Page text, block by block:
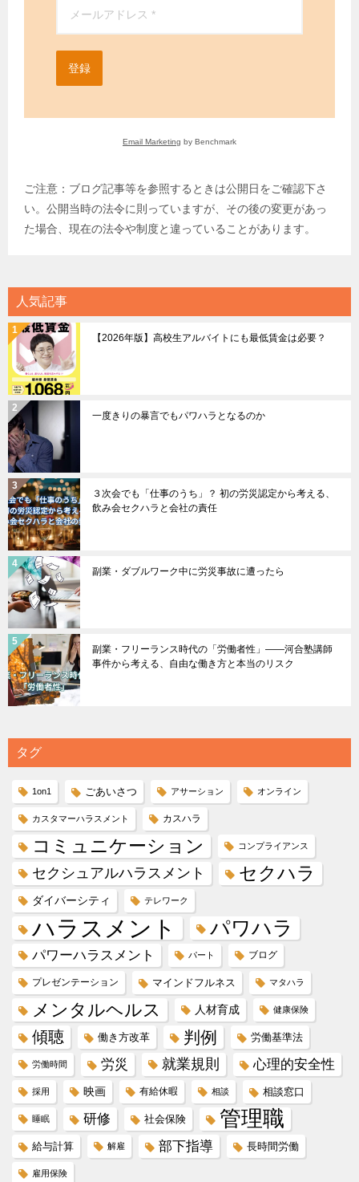
登録
Email Marketing by Benchmark
ご注意：ブログ記事等を参照するときは公開日をご確認下さ
い。公開当時の法令に則っていますが、その後の変更があっ
た場合、現在の法令や制度と違っていることがあります。
人気記事
【2026年版】高校生アルバイトにも最低賃金は必要？
一度きりの暴言でもパワハラとなるのか
３次会でも「仕事のうち」？ 初の労災認定から考える、
飲み会セクハラと会社の責任
副業・ダブルワーク中に労災事故に遭ったら
副業・フリーランス時代の「労働者性」――河合塾講師
事件から考える、自由な働き方と本当のリスク
タグ
1on1 ごあいさつ アサーション オンライン
カスタマーハラスメント カスハラ
コミュニケーション コンプライアンス
セクシュアルハラスメント セクハラ
ダイバーシティ テレワーク
ハラスメント パワハラ
パワーハラスメント パート ブログ
プレゼンテーション マインドフルネス マタハラ
メンタルヘルス 人材育成 健康保険
傾聴 働き方改革 判例 労働基準法
労働時間 労災 就業規則 心理的安全性
採用 映画 有給休暇 相談 相談窓口
睡眠 研修 社会保険 管理職
給与計算 解雇 部下指導 長時間労働
雇用保険